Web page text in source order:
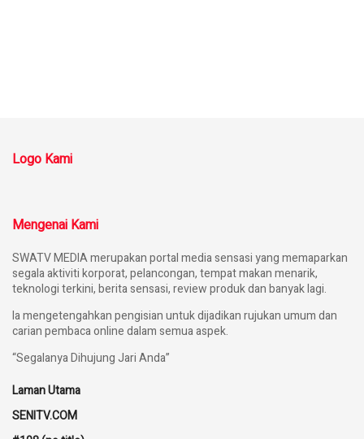
Logo Kami
Mengenai Kami
SWATV MEDIA merupakan portal media sensasi yang memaparkan
segala aktiviti korporat, pelancongan, tempat makan menarik,
teknologi terkini, berita sensasi, review produk dan banyak lagi.
Ia mengetengahkan pengisian untuk dijadikan rujukan umum dan
carian pembaca online dalam semua aspek.
“Segalanya Dihujung Jari Anda”
Laman Utama
SENITV.COM